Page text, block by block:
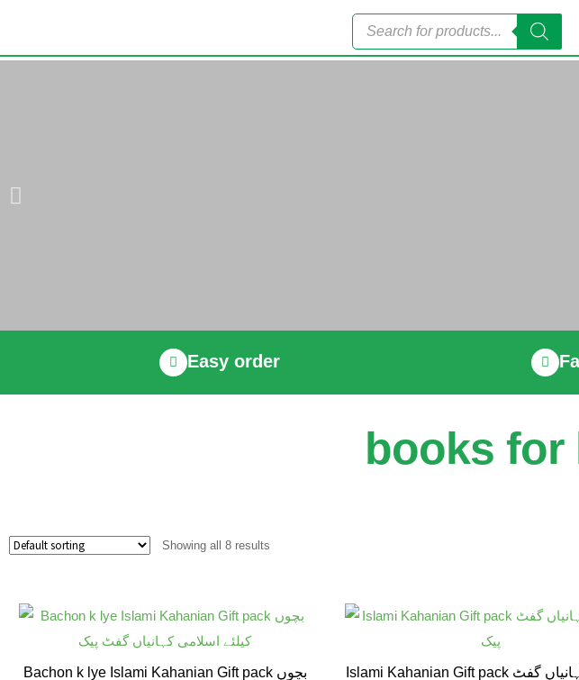
Easy order
books for
Showing all 8 results
Bachon k lye Islami Kahanian Gift pack بچوں
Islami Kahanian Gift pack اسلامی کہانیاں گفٹ